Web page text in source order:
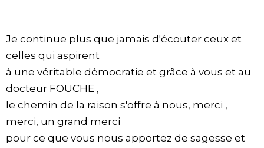
Je continue plus que jamais d'écouter ceux et
celles qui aspirent
à une véritable démocratie et grâce à vous et au
docteur FOUCHE ,
le chemin de la raison s'offre à nous, merci ,
merci, un grand merci
pour ce que vous nous apportez de sagesse et